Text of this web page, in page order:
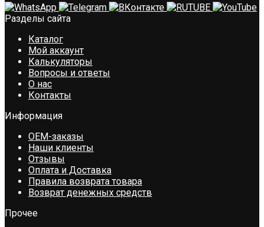
Разделы сайта
Каталог
Мой аккаунт
Калькуляторы
Вопросы и ответы
О нас
Контакты
Информация
OEM-заказы
Наши клиенты
Отзывы
Оплата и Доставка
Правила возврата товара
Возврат денежных средств
Прочее